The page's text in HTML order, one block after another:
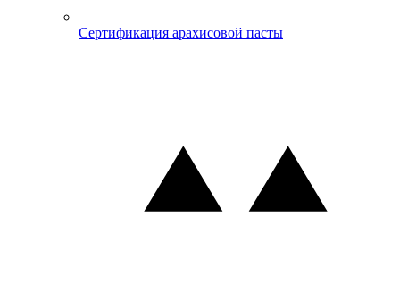
Сертификация арахисовой пасты